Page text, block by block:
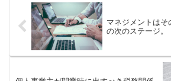
マネジメントはそ
の次のステージ。